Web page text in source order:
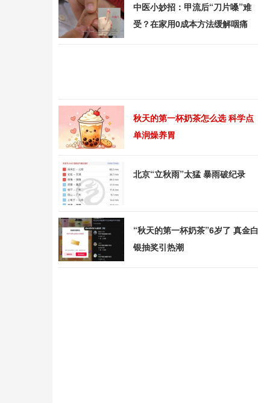
中医小妙招：甲流后“刀片嗓”难
受？在家用0成本方法缓解咽痛
秋天的第一杯奶茶怎么选 科学点
单润燥养胃
北京“立秋雨”太猛 暴雨破纪录
“秋天的第一杯奶茶”6岁了 真金白
银抽奖引热潮